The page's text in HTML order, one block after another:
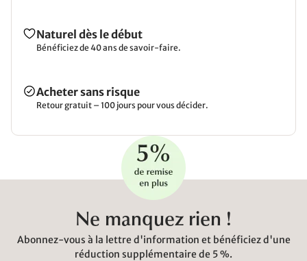
Naturel dès le début
Bénéficiez de 40 ans de savoir-faire.
Acheter sans risque
Retour gratuit – 100 jours pour vous décider.
Ne manquez rien !
Abonnez-vous à la lettre d'information et bénéficiez d'une
réduction supplémentaire de 5 %.